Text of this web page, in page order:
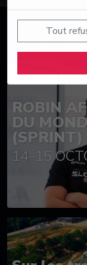
Tout
Suivez
ROBIN
DU
(SPRINT)
14-15